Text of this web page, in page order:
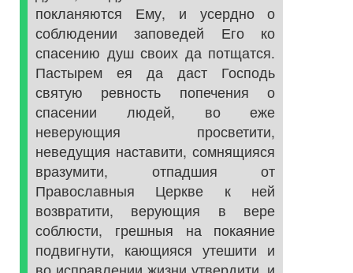
покланяются Ему, и усердно о
соблюдении заповедей Его ко
спасению душ своих да потщатся.
Пастырем ея да даст Господь
святую ревность попечения о
спасении людей, во еже
неверующия просветити,
неведущия наставити, сомнящияся
вразумити, отпадшия от
Православныя Церкве к ней
возвратити, верующия в вере
соблюсти, грешныя на покаяние
подвигнути, кающияся утешити и